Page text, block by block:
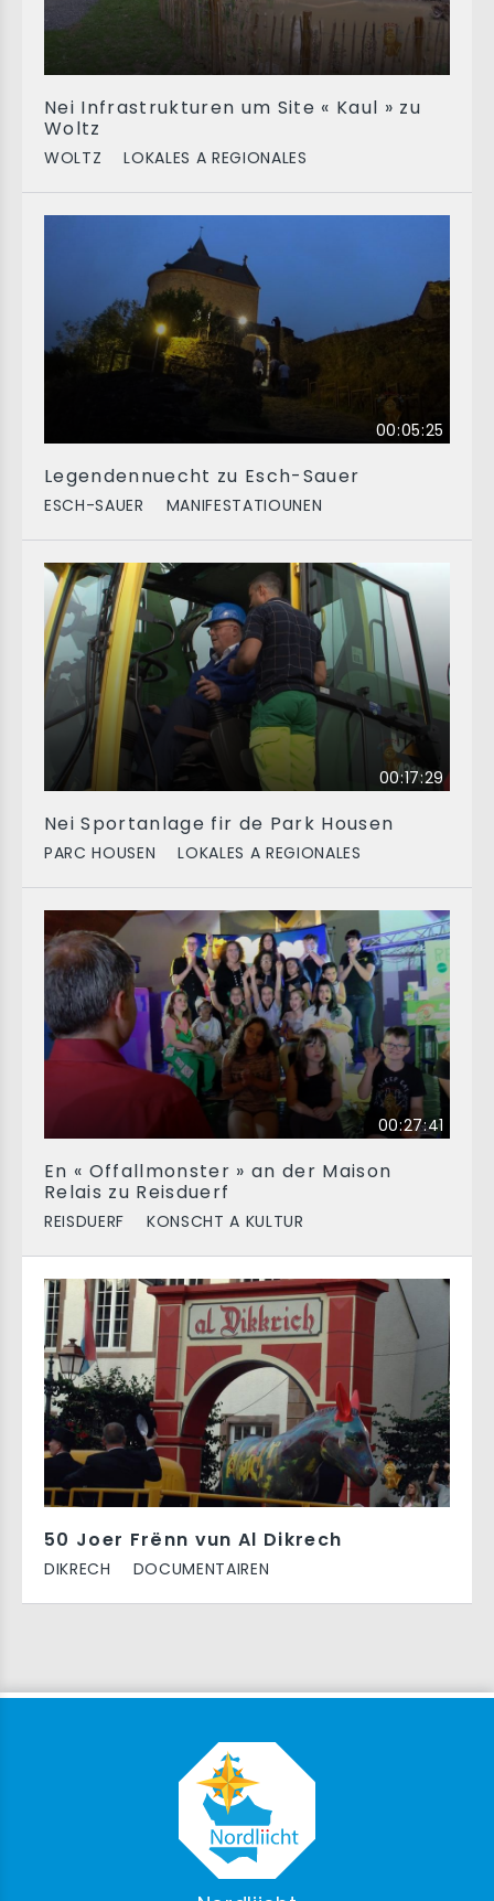
Nei Infrastrukturen um Site « Kaul » zu
Woltz
WOLTZ LOKALES A REGIONALES
00:05:25
Legendennuecht zu Esch-Sauer
ESCH-SAUER MANIFESTATIOUNEN
00:17:29
Nei Sportanlage fir de Park Housen
PARC HOUSEN LOKALES A REGIONALES
00:27:41
En « Offallmonster » an der Maison
Relais zu Reisduerf
REISDUERF KONSCHT A KULTUR
50 Joer Frënn vun Al Dikrech
DIKRECH DOCUMENTAIREN